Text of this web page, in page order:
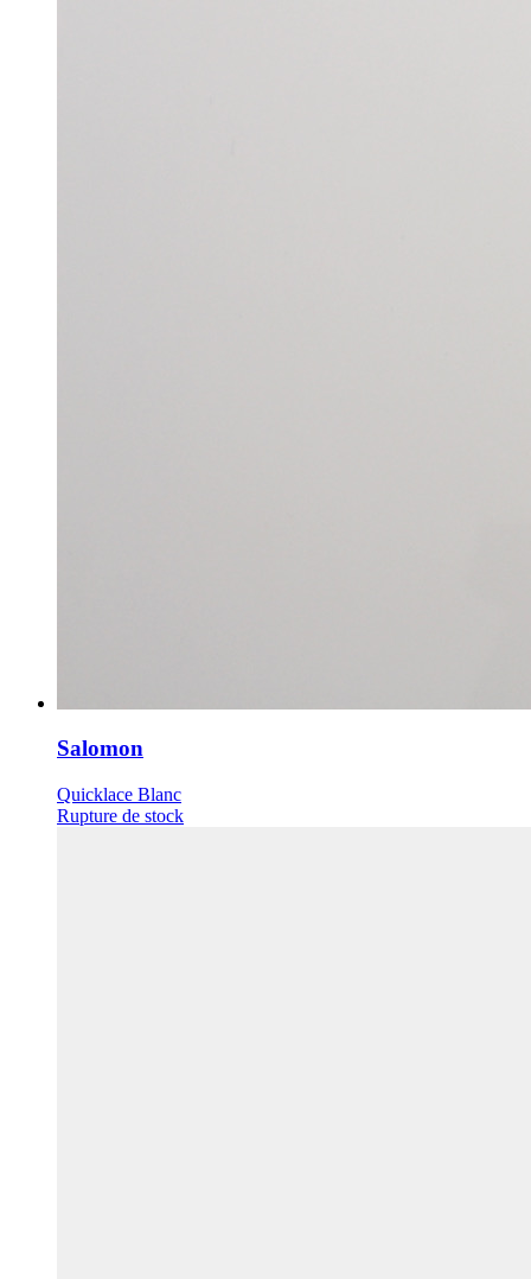
Salomon
Quicklace Blanc
Rupture de stock